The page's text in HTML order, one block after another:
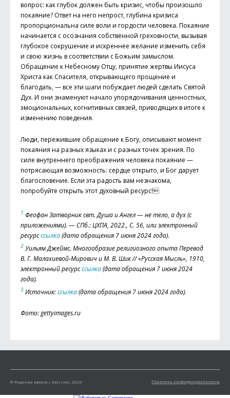
вопрос: как глубок должен быть кризис, чтобы произошло
покаяние? Ответ на него непрост, глубина кризиса
пропорциональна силе воли и гордости человека. Покаяние
начинается с осознания собственной греховности, вызывая
глубокое сокрушение и искреннее желание изменить себя
и свою жизнь в соответствии с Божьим замыслом.
Обращение к Небесному Отцу, принятие жертвы Иисуса
Христа как Спасителя, открывающего прощение и
благодать, — все эти шаги побуждает людей сделать Святой
Дух. И они знаменуют начало упорядочивания ценностных,
эмоциональных, когнитивных связей, приводящих в итоге к
изменению поведения.
Люди, пережившие обращение к Богу, описывают момент
покаяния на разных языках и с разных точек зрения. По
силе внутреннего преображения человека покаяние —
потрясающая возможность: сердце открыто, и Бог дарует
благословение. Если эта радость вам незнакома,
попробуйте открыть этот духовный ресурс!
1 Феофан Затворник свт. Душа и Ангел — не тело, а дух (с
приложениями). — СПб.: ЦХПА, 2022., С. 56, или электронный
ресурсссылка(дата обращения 7 июня 2024 года).
2 Уильям Джеймс. Многообразие религиозного опыта Перевод
В. Г. Малахиевой-Мирович и M. B. Шик // «Русская Мысль», 1910,
электронный ресурсссылка(дата обращения 7 июня 2024
года).
3 Источник:ссылка(дата обращения 7 июня 2024 года).
Фото: gettyimages.ru
Политика конфиденциальности
© Решение вместе с Decision, 2026